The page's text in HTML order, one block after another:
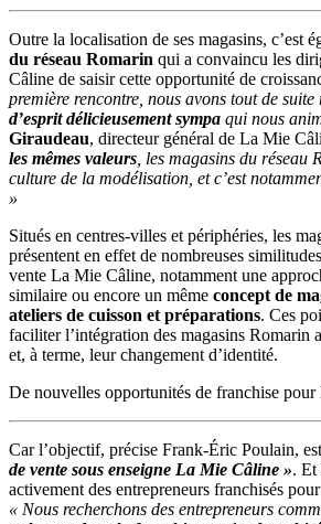
Outre la localisation de ses magasins, c’est
du réseau Romarin qui a convaincu les
Câline de saisir cette opportunité de
première rencontre, nous avons tout de suite
d’esprit délicieusement sympa qui nous
Giraudeau, directeur général de La Mie
les mêmes valeurs, les magasins du réseau
culture de la modélisation, et c’est
»
Situés en centres-villes et périphéries, les
présentent en effet de nombreuses
vente La Mie Câline, notamment une
similaire ou encore un même concept de
ateliers de cuisson et préparations. Ces
faciliter l’intégration des magasins Romarin
et, à terme, leur changement d’identité.
De nouvelles opportunités de franchise pour
Car l’objectif, précise Frank-Éric Poulain,
de vente sous enseigne La Mie Câline ». Et
activement des entrepreneurs franchisés
« Nous recherchons des entrepreneurs